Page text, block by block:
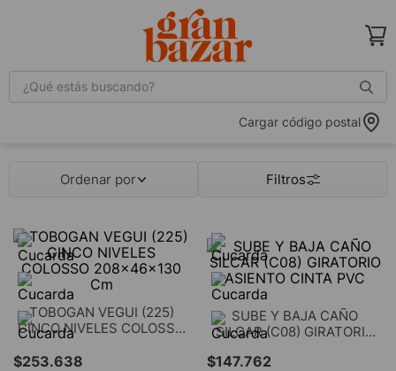
¿Qué estás buscando?
Cargar código postal
Ordenar por
TOBOGAN VEGUI (225)
CINCO NIVELES COLOSSO
208x46x130 Cm
$253.638
SUBE Y BAJA CAÑO
SILCAR (C08) GIRATORIO
$147.762